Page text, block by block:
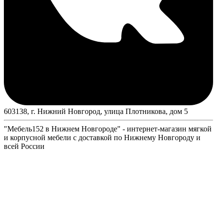
603138, г. Нижний Новгород, улица Плотникова, дом 5
"Мебель152 в Нижнем Новгороде" - интернет-магазин мягкой
и корпусной мебели с доставкой по Нижнему Новгороду и
всей России